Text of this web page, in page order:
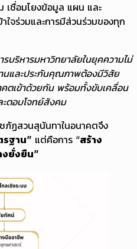
เชื่อมโยงข้อมูล แผน และ
ใจร่วมและการมีส่วนร่วมของทุก
ริหารมหาวิทยาลัยในยุคความไม่
นและประกันคุณภาพต้องมีวิสัย
ตเข้าด้วยกัน พร้อมทั้งขับเคลื่อน
ตอบโจทย์สังคม
ภัฏสวนสุนันทาในอนาคตจึง
รฐาน” แต่คือการ “สร้าง
ยั่งยืน”